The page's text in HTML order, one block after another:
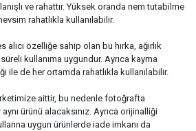
ve rahattır. Yüksek oranda nem tutabilme
rahatlıkla kullanılabilir.
alıcı özelliğe sahip olan bu hırka, ağırlık
kullanıma uygundur. Ayrıca kayma
ile de her ortamda rahatlıkla kullanılabilir.
aittir, bu nedenle fotoğrafta
ürünü alacaksınız. Ayrıca orijinalliği
uygun ürünlerde iade imkanı da